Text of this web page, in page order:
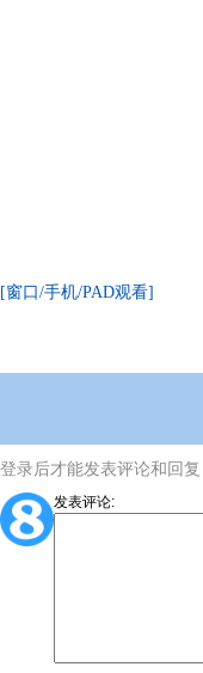
[窗口/手机/PAD观看]
登录后才能发表评论和回复
发表评论: